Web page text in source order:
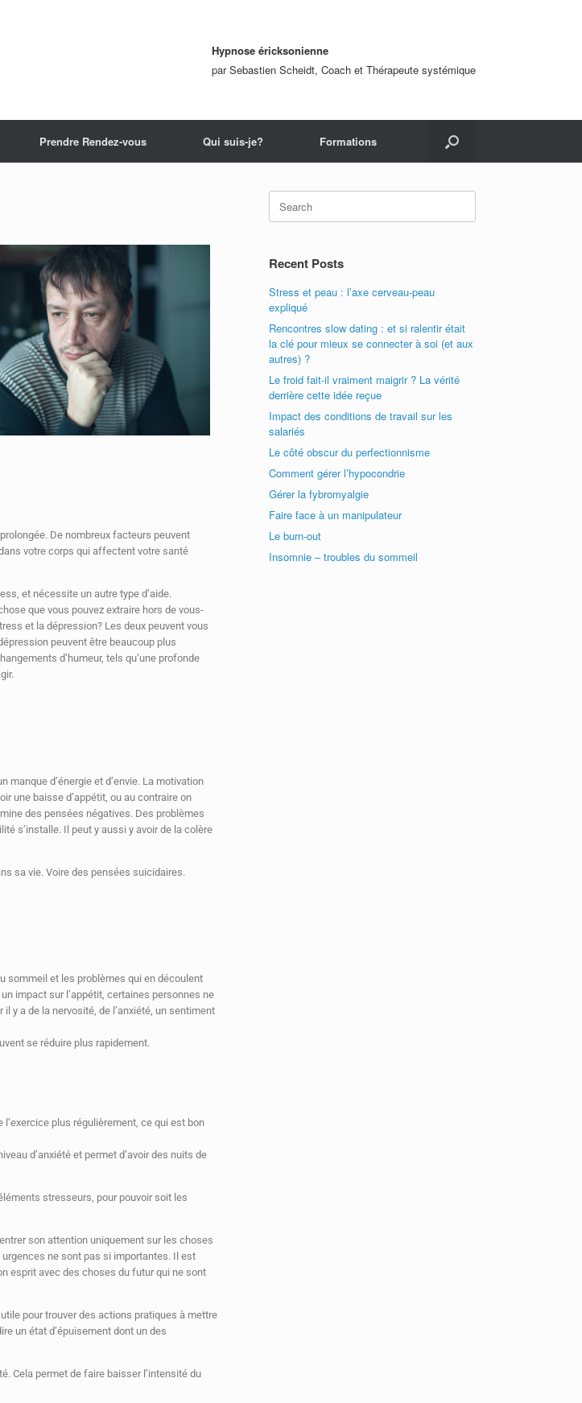
Hypnose éricksonienne
par Sebastien Scheidt, Coach et Thérapeute systémique
Prendre Rendez-vous Qui suis-je? Formations
De nombreux facteurs peuvent
votre corps qui affectent votre santé
et nécessite un autre type d’aide.
que vous pouvez extraire hors de vous-
et la dépression? Les deux peuvent vous
peuvent être beaucoup plus
d’humeur, tels qu’une profonde
d’énergie et d’envie. La motivation
une baisse d’appétit, ou au contraire on
des pensées négatives. Des problèmes
s’installe. Il peut y aussi y avoir de la colère
sa vie. Voire des pensées suicidaires.
sommeil et les problèmes qui en découlent
impact sur l’appétit, certaines personnes ne
y a de la nervosité, de l’anxiété, un sentiment
se réduire plus rapidement.
plus régulièrement, ce qui est bon
d’anxiété et permet d’avoir des nuits de
stresseurs, pour pouvoir soit les
son attention uniquement sur les choses
ne sont pas si importantes. Il est
esprit avec des choses du futur qui ne sont
pour trouver des actions pratiques à mettre
un état d’épuisement dont un des
Cela permet de faire baisser l’intensité du
Recent Posts
Stress et peau : l’axe cerveau-peau
expliqué
Rencontres slow dating : et si ralentir était
la clé pour mieux se connecter à soi (et aux
autres) ?
Le froid fait-il vraiment maigrir ? La vérité
derrière cette idée reçue
Impact des conditions de travail sur les
salariés
Le côté obscur du perfectionnisme
Comment gérer l’hypocondrie
Gérer la fybromyalgie
Faire face à un manipulateur
Le burn-out
Insomnie – troubles du sommeil